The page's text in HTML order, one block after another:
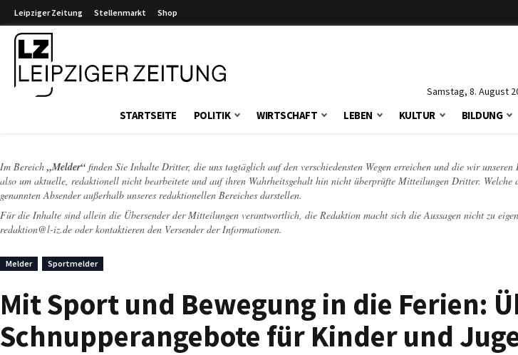
Leipziger Zeitung Stellenmarkt Shop
Samstag, 8. August
STARTSEITE POLITIK WIRTSCHAFT LEBEN KULTUR BILDUNG
Im Bereich „Melder“ finden Sie Inhalte Dritter, die uns tagtäglich auf den verschiedensten Wegen erreichen und die wir
also um aktuelle, redaktionell nicht bearbeitete und auf ihren Wahrheitsgehalt hin nicht überprüfte Mitteilungen Dritter. Welche
genannten Absender außerhalb unseres redaktionellen Bereiches darstellen.
Für die Inhalte sind allein die Übersender der Mitteilungen verantwortlich, die Redaktion macht sich die Aussagen nicht zu
redaktion@l-iz.de oder kontaktieren den Versender der Informationen.
Melder Sportmelder
Mit Sport und Bewegung in die Ferien:
Schnupperangebote für Kinder und